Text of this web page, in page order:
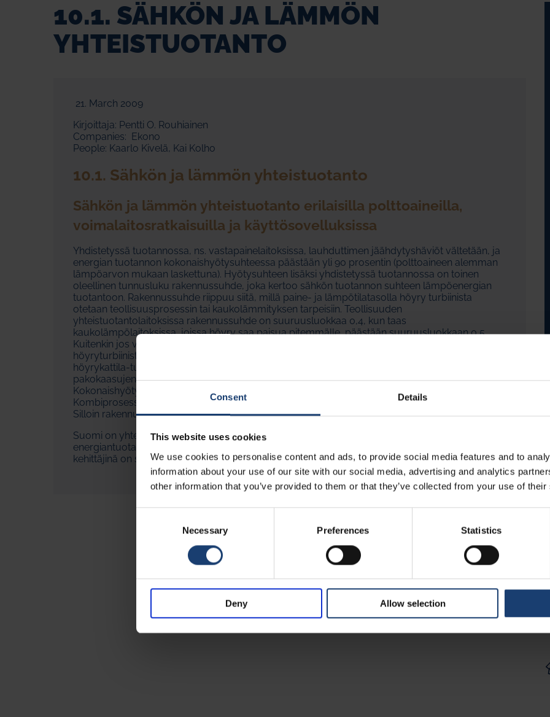
Consent Details
This website uses cookies
We use cookies to personalise content and ads, to provide social media features and to
information about your use of our site with our social media, advertising and analytics
other information that you’ve provided to them or that they’ve collected from your use of
Necessary Preferences Statistics
Deny Allow selection
10.1. SÄHKÖN JA LÄMMÖN
YHTEISTUOTANTO
21. March 2009
Kirjoittaja: Pentti O. Rouhiainen
Companies: Ekono
People: Kaarlo Kivelä, Kai Kolho
10.1. Sähkön ja lämmön yhteistuotanto
Sähkön ja lämmön yhteistuotanto erilaisilla polttoaineilla,
voimalaitosratkaisuilla ja käyttösovelluksissa
Yhdistetyssä tuotannossa, ns. vastapainelaitoksissa, lauhduttimen jäähdytyshäviöt vältetään, ja
energian tuotannon kokonaishyötysuhteessa päästään yli 90 prosentin (polttoaineen alemman
lämpöarvon mukaan laskettuna). Hyötysuhteen lisäksi yhdistetyssä tuotannossa on toinen
oleellinen tunnusluku rakennussuhde, joka kertoo sähkön tuotannon suhteen lämpöenergian
tuotantoon. Rakennussuhde riippuu siitä, millä paine- ja lämpötilatasolla höyry turbiinista
otetaan teollisuusprosessin tai kaukolämmityksen tarpeisiin. Teollisuuden
yhteistuotantolaitoksissa rakennussuhde on suuruusluokkaa 0,4, kun taas
kaukolämpölaitoksissa, joissa höyry saa paisua pitemmälle, päästään suuruusluokkaan 0,5.
Kuitenkin jos voimalaitos on ns. kaasukombi eli yhdistelmä kaasuturbiinista, höyrykattilasta ja
höyryturbiinista, päästään yli kaksinkertaisiin rakennussuhteen arvoihin verrattuna tavalliseen
höyrykattila-turbiinikombinaatioon. Höyrykattilassa, ns. pakokaasukattilassa, kaasuturbiinin
pakokaasujen energia otetaan pääosin talteen höyryturbiiniin johdettavan höyryn tuottamiseen.
Kokonaishyötysuhde on kuitenkin samaa luokkaa kuin pelkissä höyryprosesseissa.
Kombiprosessin tuotantotehoa voidaan nostaa polttamalla kaasua myös pakokaasukattilassa.
Silloin rakennussuhde kuitenkin alenee.
Suomi on yhteistuotantoinnovaation käytössä johtavin maa maailmassa. Sen ansiosta Suomen
energiantuotannon keskimääräinen hyötysuhde on korkea. Vastapainelaitosteknologian
kehittäjinä on syytä mainita Ekonon insinöörit Kaarlo Kirvelä ja Kai Kolho.